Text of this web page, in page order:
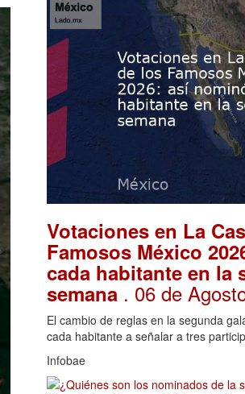
Votaciones en La
Famosos México
cada habitante en la
semana . 06 de
El cambio de reglas en la segunda
cada habitante a señalar a tres
Infobae